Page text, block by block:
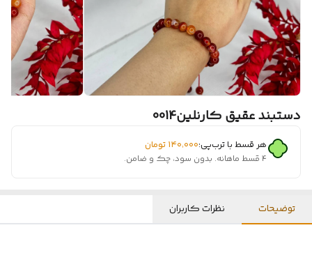
دستبند عقیق کارنلین0014
هر قسط با ترب‌پی:۱۴۰٬۰۰۰ تومان
۴ قسط ماهانه. بدون سود، چک و ضامن.
توضیحات نظرات کاربران